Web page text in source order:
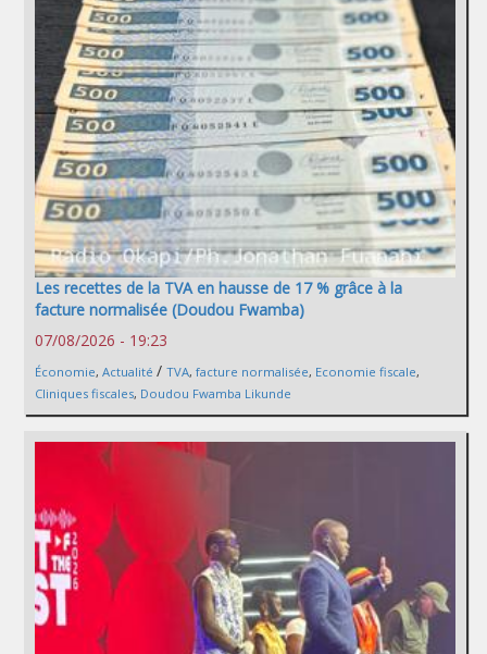
Les recettes de la TVA en hausse de 17 % grâce à la
facture normalisée (Doudou Fwamba)
07/08/2026 - 19:23
Économie, Actualité / TVA, facture normalisée, Economie fiscale,
Cliniques fiscales, Doudou Fwamba Likunde